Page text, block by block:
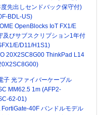
度先出しセンドバック保守付)
BDL-US)
OpenBlocks IoT FX1/E
及びサブスクリプション1年付
E/D11/H1S1)
20X2SC8G00 ThinkPad L14
子 光ファイバーケーブル
MM62.5 1m (AFP2-
62-01)
FortiGate-40F バンドルモデル